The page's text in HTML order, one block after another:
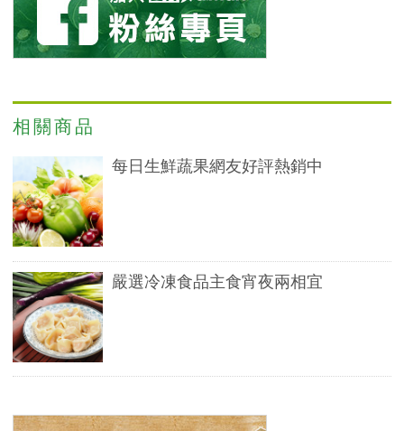
相關商品
每日生鮮蔬果網友好評熱銷中
嚴選冷凍食品主食宵夜兩相宜